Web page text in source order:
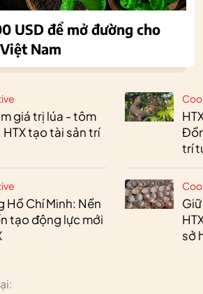
giá trị lúa - tôm
HTX tạo tài sản trí
Hồ Chí Minh: Nền
tạo động lực mới
trí
sở
USD để mở đường cho
Nam